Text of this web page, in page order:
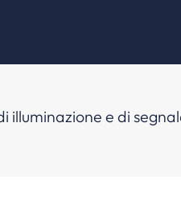
illuminazione e di